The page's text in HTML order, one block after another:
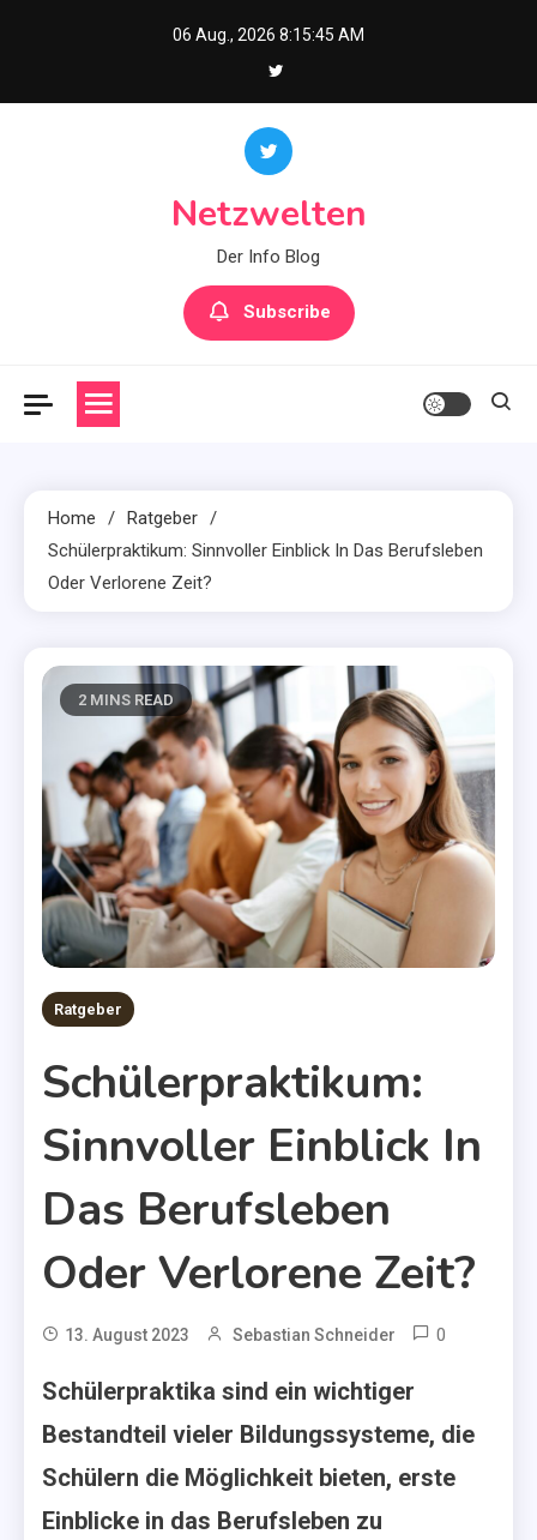
06 Aug., 2026 8:15:46 AM
Netzwelten
Der Info Blog
Subscribe
Home
Ratgeber
Schülerpraktikum: Sinnvoller Einblick In Das Berufsleben
Oder Verlorene Zeit?
2 MINS READ
Ratgeber
Schülerpraktikum:
Sinnvoller Einblick In
Das Berufsleben
Oder Verlorene Zeit?
13. August 2023 Sebastian Schneider 0
Schülerpraktika sind ein wichtiger
Bestandteil vieler Bildungssysteme, die
Schülern die Möglichkeit bieten, erste
Einblicke in das Berufsleben zu